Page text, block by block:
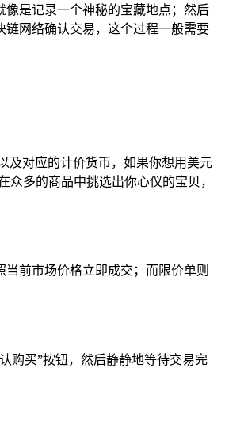
像是记录一个神秘的宝藏地点；然后
链网络确认交易，这个过程一般需要
及对应的计价货币，如果你想用美元
多的商品中挑选出你心仪的宝贝，
前市场价格立即成交；而限价单则
购买”按钮，然后静静地等待交易完